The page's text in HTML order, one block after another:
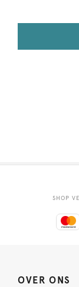
SHOP
OVER ONS